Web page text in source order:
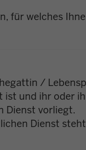
für welches
/
und ihr oder
Dienst vorliegt.
Dienst